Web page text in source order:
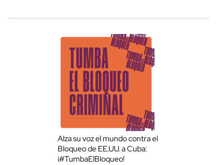
Alza su voz el mundo contra el
Bloqueo de EE.UU. a Cuba:
¡#TumbaElBloqueo!